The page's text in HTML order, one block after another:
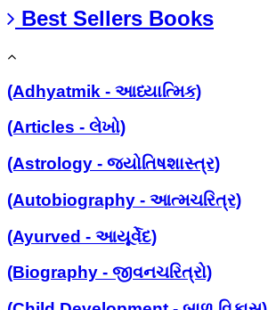
Best Sellers Books
(Adhyatmik - આધ્યાત્મિક)
(Articles - લેખો)
(Astrology - જ્યોતિષશાસ્ત્ર)
(Autobiography - આત્મચરિત્ર)
(Ayurved - આયૂર્વેદ)
(Biography - જીવનચરિત્રો)